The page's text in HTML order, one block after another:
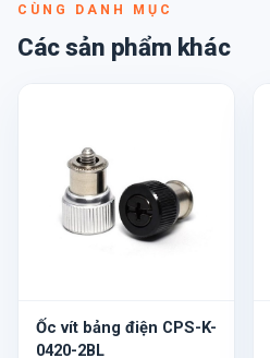
CÙNG DANH MỤC
Các sản phẩm khác
Ốc vít bảng điện CPS-K-
0420-2BL